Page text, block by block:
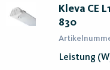
Kleva CE
830
Leistung